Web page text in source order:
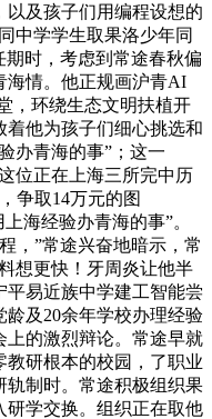
及孩子们用编程设想的
中学学生取果洛少年同
期时，考虑到常途春秋偏
海情。他正规画沪青AI
，环绕生态文明扶植开
着他为孩子们细心挑选和
办青海的事”；这一
位正在上海三所完中历
争取14万元的图
海经验办青海的事”。
，”常途兴奋地暗示，常
想更快！牙周炎让他半
平易近族中学建工智能尝
龄及20余年学校办理经验
上的激烈辩论。常途早就
研根本的校园，了职业
轨制时。常途积极组织果
研学交换。组织正在取他